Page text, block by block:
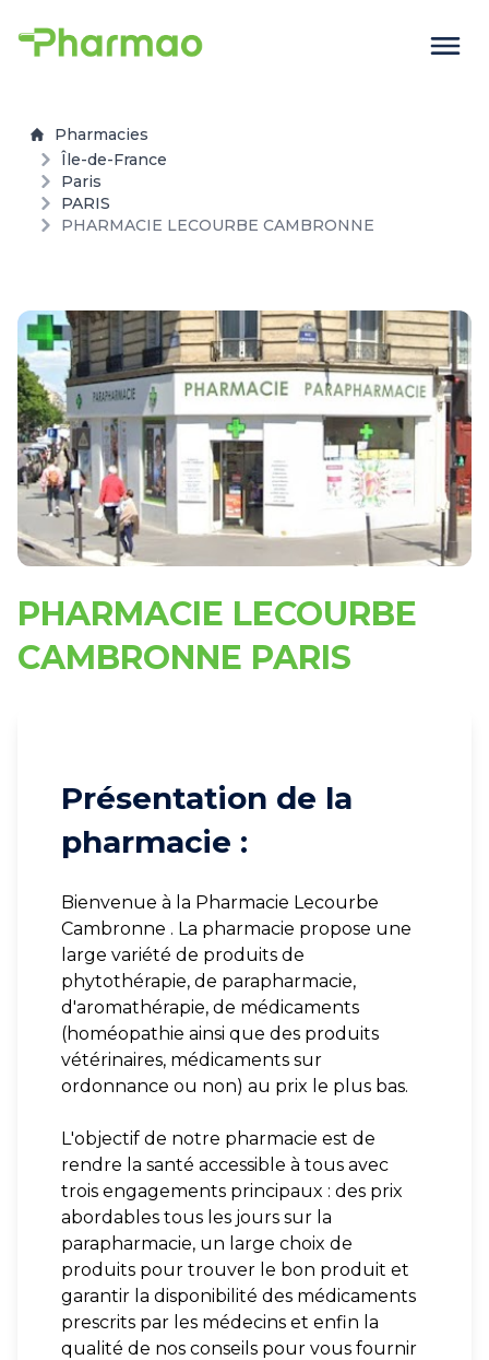
Pharmacies
Île-de-France
Paris
PARIS
PHARMACIE LECOURBE CAMBRONNE
PHARMACIE LECOURBE
CAMBRONNE PARIS
Présentation de la
pharmacie :
Bienvenue à la Pharmacie Lecourbe
Cambronne . La pharmacie propose une
large variété de produits de
phytothérapie, de parapharmacie,
d'aromathérapie, de médicaments
(homéopathie ainsi que des produits
vétérinaires, médicaments sur
ordonnance ou non) au prix le plus bas.
L'objectif de notre pharmacie est de
rendre la santé accessible à tous avec
trois engagements principaux : des prix
abordables tous les jours sur la
parapharmacie, un large choix de
produits pour trouver le bon produit et
garantir la disponibilité des médicaments
prescrits par les médecins et enfin la
qualité de nos conseils pour vous fournir